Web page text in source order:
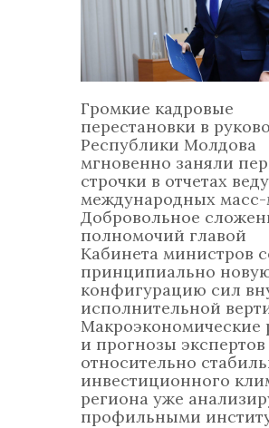
Громкие кадровые
перестановки в
Республики Молдова
мгновенно заняли
строчки в отчетах
международных масс-
Добровольное
полномочий главой
Кабинета министров
принципиально
конфигурацию сил
исполнительной
Макроэкономические
и прогнозы экспертов
относительно
инвестиционного
региона уже
профильными